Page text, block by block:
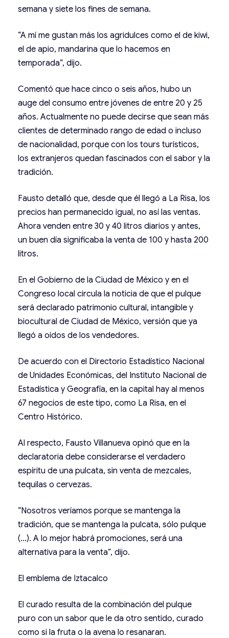
semana y siete los fines de semana.
“A mí me gustan más los agridulces como el de kiwi,
el de apio, mandarina que lo hacemos en
temporada”, dijo.
Comentó que hace cinco o seis años, hubo un
auge del consumo entre jóvenes de entre 20 y 25
años. Actualmente no puede decirse que sean más
clientes de determinado rango de edad o incluso
de nacionalidad, porque con los tours turísticos,
los extranjeros quedan fascinados con el sabor y la
tradición.
Fausto detalló que, desde que él llegó a La Risa, los
precios han permanecido igual, no así las ventas.
Ahora venden entre 30 y 40 litros diarios y antes,
un buen día significaba la venta de 100 y hasta 200
litros.
En el Gobierno de la Ciudad de México y en el
Congreso local circula la noticia de que el pulque
será declarado patrimonio cultural, intangible y
biocultural de Ciudad de México, versión que ya
llegó a oídos de los vendedores.
De acuerdo con el Directorio Estadístico Nacional
de Unidades Económicas, del Instituto Nacional de
Estadística y Geografía, en la capital hay al menos
67 negocios de este tipo, como La Risa, en el
Centro Histórico.
Al respecto, Fausto Villanueva opinó que en la
declaratoria debe considerarse el verdadero
espíritu de una pulcata, sin venta de mezcales,
tequilas o cervezas.
“Nosotros veríamos porque se mantenga la
tradición, que se mantenga la pulcata, sólo pulque
(…). A lo mejor habrá promociones, será una
alternativa para la venta”, dijo.
El emblema de Iztacalco
El curado resulta de la combinación del pulque
puro con un sabor que le da otro sentido, curado
como si la fruta o la avena lo resanaran.